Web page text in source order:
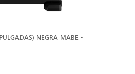
NEGRA MABE -